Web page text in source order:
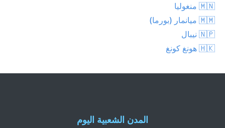
🇲🇳 منغوليا
🇲🇲 ميانمار (بورما)
🇳🇵 نيبال
🇭🇰 هونغ كونغ
المدن الشعبية اليوم